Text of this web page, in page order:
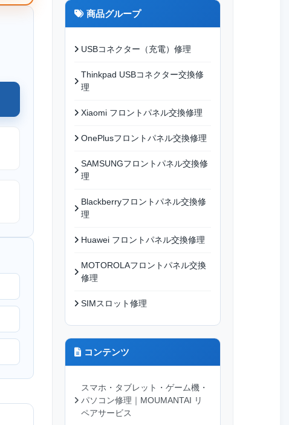
商品グループ
USBコネクター（充電）修理
Thinkpad USBコネクター交換修
理
Xiaomi フロントパネル交換修理
OnePlusフロントパネル交換修理
SAMSUNGフロントパネル交換修
理
Blackberryフロントパネル交換修
理
Huawei フロントパネル交換修理
MOTOROLAフロントパネル交換
修理
SIMスロット修理
コンテンツ
スマホ・タブレット・ゲーム機・
パソコン修理｜MOUMANTAI リ
ペアサービス